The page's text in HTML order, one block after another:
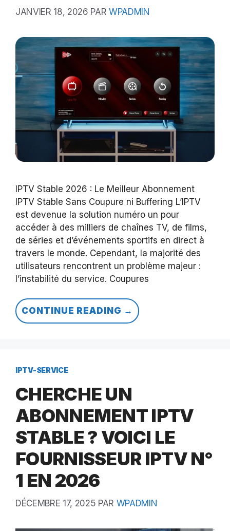
JANVIER 18, 2026 PAR WPADMIN
IPTV Stable 2026 : Le Meilleur Abonnement
IPTV Stable Sans Coupure ni Buffering L’IPTV
est devenue la solution numéro un pour
accéder à des milliers de chaînes TV, de films,
de séries et d’événements sportifs en direct à
travers le monde. Cependant, la majorité des
utilisateurs rencontrent un problème majeur :
l’instabilité du service. Coupures
CONTINUE READING →
IPTV-SERVICE
CHERCHE UN
ABONNEMENT IPTV
STABLE ? VOICI LE
FOURNISSEUR IPTV N°
1 EN 2026
DÉCEMBRE 17, 2025 PAR WPADMIN